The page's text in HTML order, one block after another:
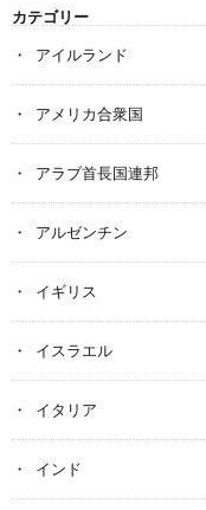
カテゴリー
アイルランド
アメリカ合衆国
アラブ首長国連邦
アルゼンチン
イギリス
イスラエル
イタリア
インド